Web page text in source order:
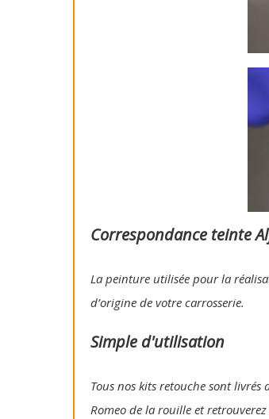
Correspondance teinte
La peinture utilisée pour la
d’origine de votre carrosserie.
Simple d'utilisation
Tous nos kits retouche sont
Romeo de la rouille et